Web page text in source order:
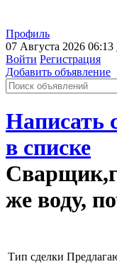
Профиль
07 Августа 2026 06:13
Войти Регистрация
Добавить объявление
Написать
в списке
же воду,
Тип сделки